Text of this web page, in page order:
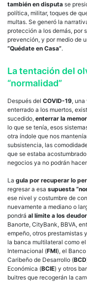
también en disputa se
política, militar, toques de
multas. Se generó la
protección a los demás, por
prevención, y por medio de
“Quédate en Casa”.
La tentación del
“normalidad”
Después del COVID-19,
enterrado a los muertos,
sucedido, enterrar la
lo que se tenía, esos
otra índole que nos
subsistencia, las
que se estaba
negocios ya no podrán
La gula por recuperar lo
regresar a esa supuesta
ese nivel y costumbre de
nuevamente a mediano o
pondrá al límite a los
Banorte, CityBank, BBVA,
empeño, otros prestamistas
la banca multilateral como
Internacional (FMI), el
Caribeño de Desarrollo (BCD
Económica (BCIE) y otros
buitres que recogerán la